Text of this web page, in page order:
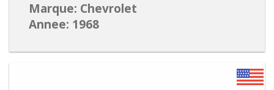
Marque: Chevrolet
Annee: 1968